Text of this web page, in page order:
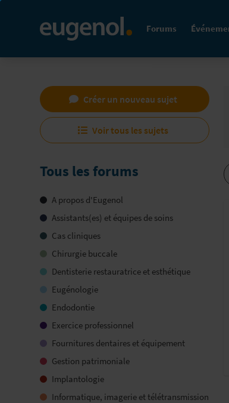
Forums
Créer un nouveau sujet
Voir tous les sujets
Tous les forums
A propos d'Eugenol
Assistants(es) et équipes de soins
Cas cliniques
Chirurgie buccale
Dentisterie restauratrice et esthétique
Eugénologie
Endodontie
Exercice professionnel
Fournitures dentaires et équipement
Gestion patrimoniale
Implantologie
Informatique, imagerie et télétransmission